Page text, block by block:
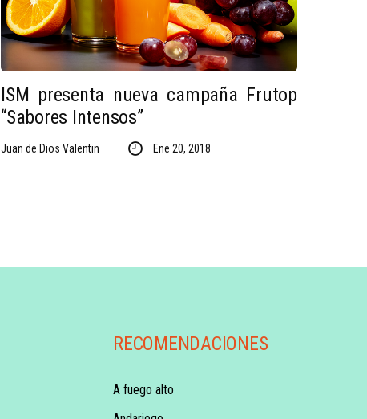
ISM presenta nueva campaña Frutop
“Sabores Intensos”
Juan de Dios Valentin Ene 20, 2018
RECOMENDACIONES
A fuego alto